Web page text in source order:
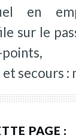
en
sur le
secours :
PAGE :